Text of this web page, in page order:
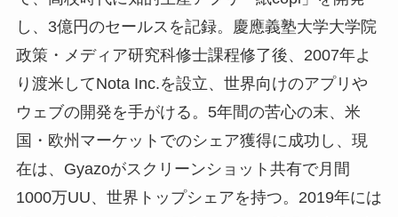
し、3億円のセールスを記録。慶應義塾大学大学院
政策・メディア研究科修士課程修了後、2007年よ
り渡米してNota Inc.を設立、世界向けのアプリや
ウェブの開発を手がける。5年間の苦心の末、米
国・欧州マーケットでのシェア獲得に成功し、現
在は、Gyazoがスクリーンショット共有で月間
1000万UU、世界トップシェアを持つ。2019年には